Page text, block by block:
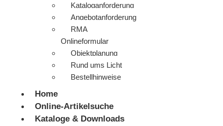
Kataloganforderung
Angebotanforderung
RMA
Onlineformular
Objektplanung
Rund ums Licht
Bestellhinweise
Home
Online-Artikelsuche
Kataloge & Downloads